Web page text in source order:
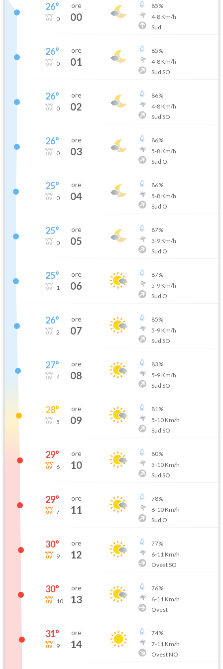
26°
0
ore
00
85%
4-8Km/h
Sud
26°
0
ore
01
85%
4-8Km/h
Sud SO
26°
0
ore
02
86%
4-8Km/h
Sud SO
26°
0
ore
03
86%
5-8Km/h
Sud O
25°
0
ore
04
86%
5-8Km/h
Sud O
25°
0
ore
05
87%
5-9Km/h
Sud O
25°
1
ore
06
87%
5-9Km/h
Sud O
26°
2
ore
07
85%
5-9Km/h
Sud SO
27°
4
ore
08
83%
5-9Km/h
Sud SO
28°
5
ore
09
81%
5-10Km/h
Sud SO
29°
6
ore
10
80%
5-10Km/h
Sud SO
29°
7
ore
11
78%
6-10Km/h
Sud O
30°
9
ore
12
77%
6-11 Km/h
Ovest SO
30°
10
ore
13
76%
6-11 Km/h
Ovest
31°
9
ore
14
74%
7-11 Km/h
Ovest NO